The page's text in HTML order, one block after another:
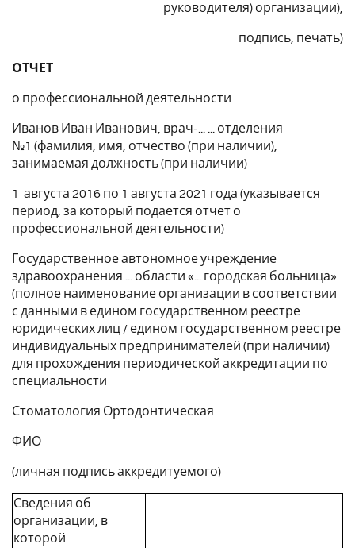
руководителя) организации),
подпись, печать)
ОТЧЕТ
о профессиональной деятельности
Иванов Иван Иванович, врач-... ... отделения
№1 (фамилия, имя, отчество (при наличии),
занимаемая должность (при наличии)
1 августа 2016 по 1 августа 2021 года (указывается
период, за который подается отчет о
профессиональной деятельности)
Государственное автономное учреждение
здравоохранения ... области «... городская больница»
(полное наименование организации в соответствии
с данными в едином государственном реестре
юридических лиц / едином государственном реестре
индивидуальных предпринимателей (при наличии)
для прохождения периодической аккредитации по
специальности
Стоматология Ортодонтическая
ФИО
(личная подпись аккредитуемого)
Сведения об
организации, в
которой